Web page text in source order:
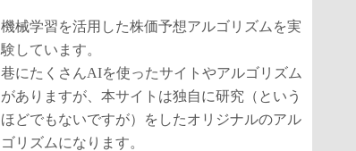
機械学習を活用した株価予想アルゴリズムを実
験しています。
巷にたくさんAIを使ったサイトやアルゴリズム
がありますが、本サイトは独自に研究（という
ほどでもないですが）をしたオリジナルのアル
ゴリズムになります。